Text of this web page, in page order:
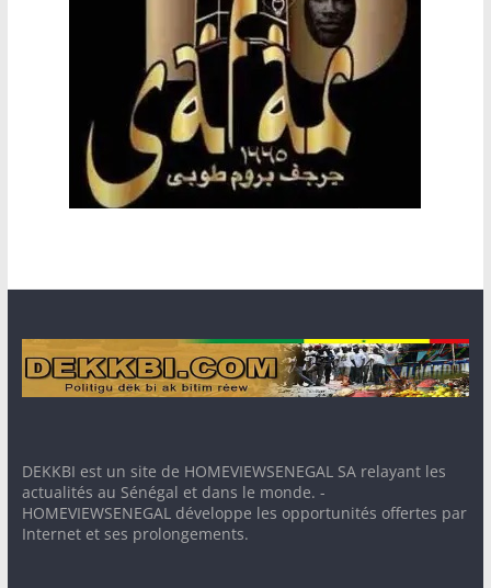
DEKKBI est un site de HOMEVIEWSENEGAL SA relayant les
actualités au Sénégal et dans le monde. -
HOMEVIEWSENEGAL développe les opportunités offertes par
Internet et ses prolongements.